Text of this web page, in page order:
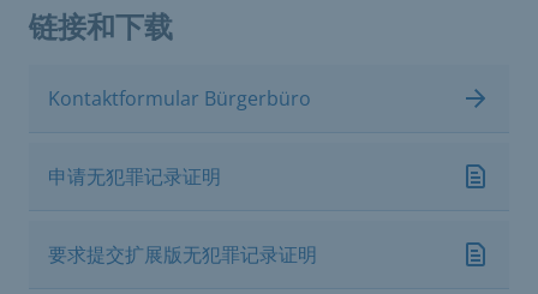
链接和下载
Kontaktformular Bürgerbüro
申请无犯罪记录证明
要求提交扩展版无犯罪记录证明